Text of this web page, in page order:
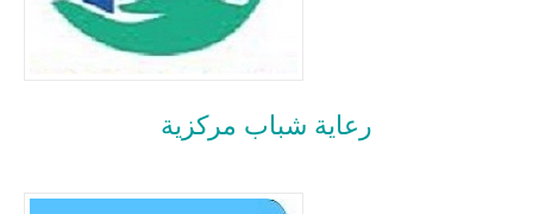
رعاية شباب مركزية